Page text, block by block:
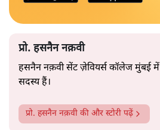
प्रो. हसनैन नक़वी
हसनैन नक़वी सेंट ज़ेवियर्स कॉलेज मुंबई में
सदस्य हैं।
प्रो. हसनैन नक़वी की और स्टोरी पढ़ें